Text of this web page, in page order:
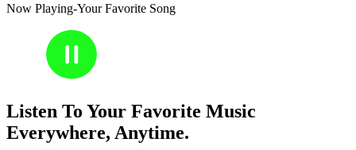
Now Playing-Your Favorite Song
Listen To Your Favorite Music
Everywhere, Anytime.